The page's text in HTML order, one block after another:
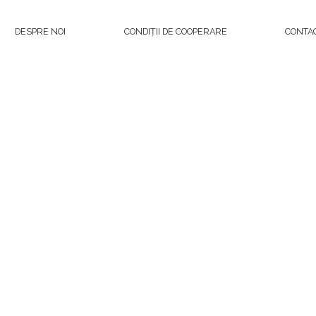
DESPRE NOI CONDIȚII DE COOPERARE